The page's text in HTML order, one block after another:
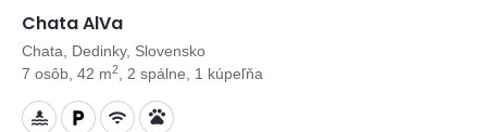
Chata AlVa
Chata, Dedinky, Slovensko
7 osôb, 42 m2 , 2 spálne, 1 kúpeľňa